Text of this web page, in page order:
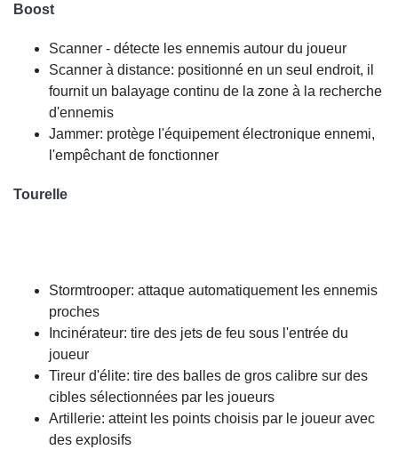
Boost
Scanner - détecte les ennemis autour du joueur
Scanner à distance: positionné en un seul endroit, il
fournit un balayage continu de la zone à la recherche
d'ennemis
Jammer: protège l'équipement électronique ennemi,
l'empêchant de fonctionner
Tourelle
Stormtrooper: attaque automatiquement les ennemis
proches
Incinérateur: tire des jets de feu sous l'entrée du
joueur
Tireur d'élite: tire des balles de gros calibre sur des
cibles sélectionnées par les joueurs
Artillerie: atteint les points choisis par le joueur avec
des explosifs